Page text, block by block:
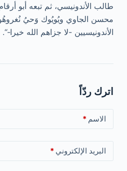
طالب الأندونيسي، ثم تبعه أبو
محسن الجاوي ويُويُوك وَحيُ
الأندونيسيين -لا جزاهم الله خيرا-“.
اترك ردّاً
الاسم *
البريد الإلكتروني *